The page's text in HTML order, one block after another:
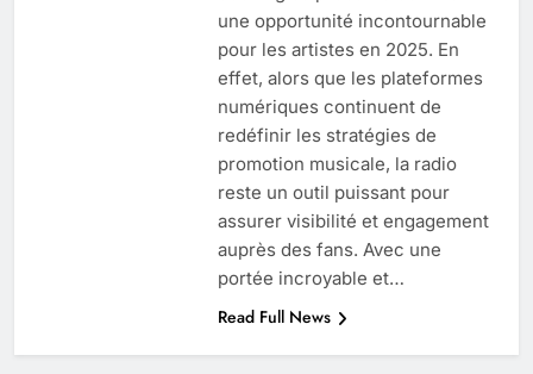
À partir de quel montant la CAF porte
plainte : comprendre les seuils à
connaître
5 Mois Ago
Découvrir pourquoi des trous dans le
jardin sans monticule apparaissent et
comment les traiter
5 Mois Ago
une opportunité incontournable
pour les artistes en 2025. En
effet, alors que les plateformes
numériques continuent de
redéfinir les stratégies de
promotion musicale, la radio
reste un outil puissant pour
assurer visibilité et engagement
auprès des fans. Avec une
portée incroyable et…
Read Full News